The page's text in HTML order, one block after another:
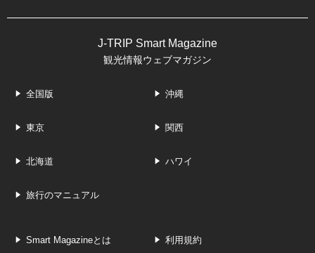
J-TRIP Smart Magazine
観光情報ウェブマガジン
全国版 沖縄
東京 関西
北海道 ハワイ
旅行のマニュアル
Smart Magazineとは 利用規約